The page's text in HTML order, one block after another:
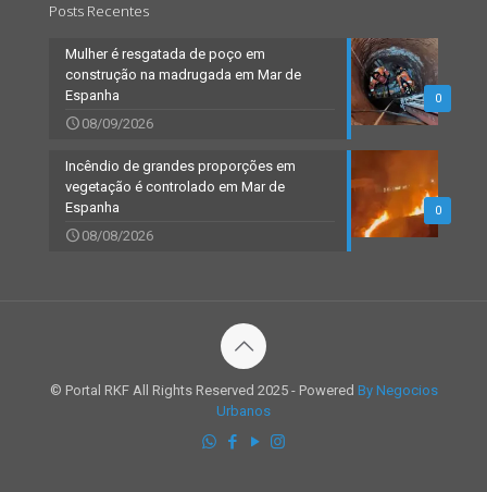
Posts Recentes
0
Mulher é resgatada de poço em
construção na madrugada em Mar de
Espanha
08/09/2026
0
Incêndio de grandes proporções em
vegetação é controlado em Mar de
Espanha
08/08/2026
© Portal RKF All Rights Reserved 2025 - Powered By Negocios
Urbanos